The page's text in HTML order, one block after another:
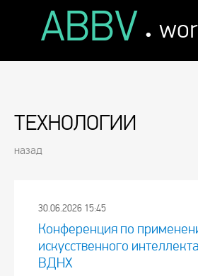
ABBV .
ТЕХНОЛОГИИ
назад
30.06.2026 15:45
Конференция по
искусственного
ВДНХ